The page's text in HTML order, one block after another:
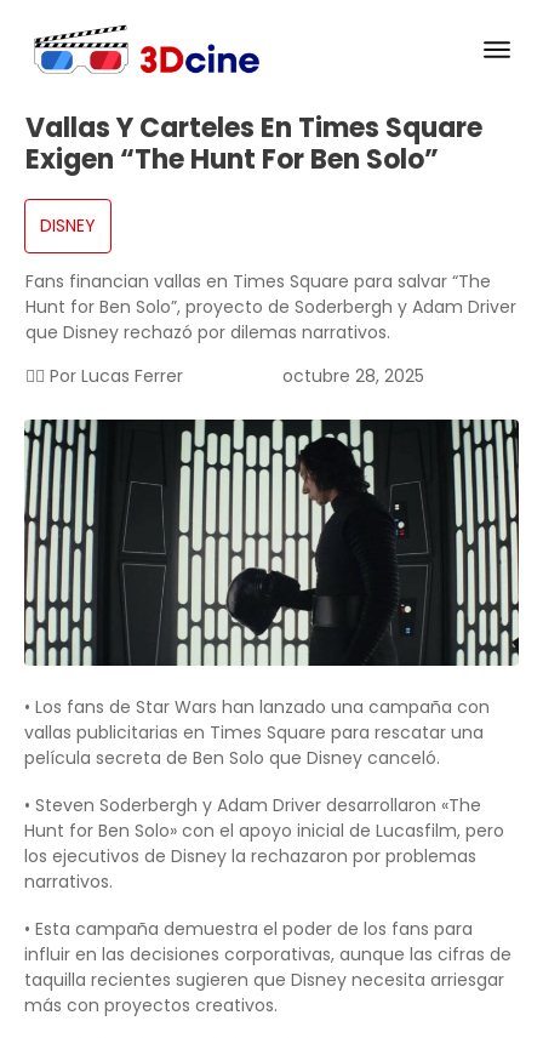
Vallas Y Carteles En Times Square
Exigen “The Hunt For Ben Solo”
DISNEY
Fans financian vallas en Times Square para salvar “The
Hunt for Ben Solo”, proyecto de Soderbergh y Adam Driver
que Disney rechazó por dilemas narrativos.
✍🏻 Por Lucas Ferrer octubre 28, 2025
• Los fans de Star Wars han lanzado una campaña con
vallas publicitarias en Times Square para rescatar una
película secreta de Ben Solo que Disney canceló.
• Steven Soderbergh y Adam Driver desarrollaron «The
Hunt for Ben Solo» con el apoyo inicial de Lucasfilm, pero
los ejecutivos de Disney la rechazaron por problemas
narrativos.
• Esta campaña demuestra el poder de los fans para
influir en las decisiones corporativas, aunque las cifras de
taquilla recientes sugieren que Disney necesita arriesgar
más con proyectos creativos.